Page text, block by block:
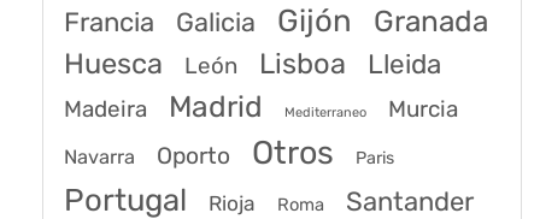
Francia Galicia Gijón Granada
Huesca León Lisboa Lleida
Madeira Madrid Mediterraneo Murcia
Navarra Oporto Otros Paris
Portugal Rioja Roma Santander